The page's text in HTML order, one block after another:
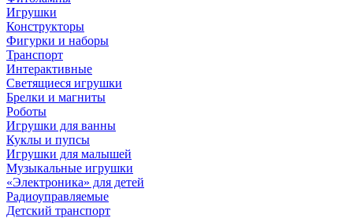
Игрушки
Конструкторы
Фигурки и наборы
Транспорт
Интерактивные
Светящиеся игрушки
Брелки и магниты
Роботы
Игрушки для ванны
Куклы и пупсы
Игрушки для малышей
Музыкальные игрушки
«Электроника» для детей
Радиоуправляемые
Детский транспорт